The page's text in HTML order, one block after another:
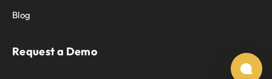
Blog
Request a Demo